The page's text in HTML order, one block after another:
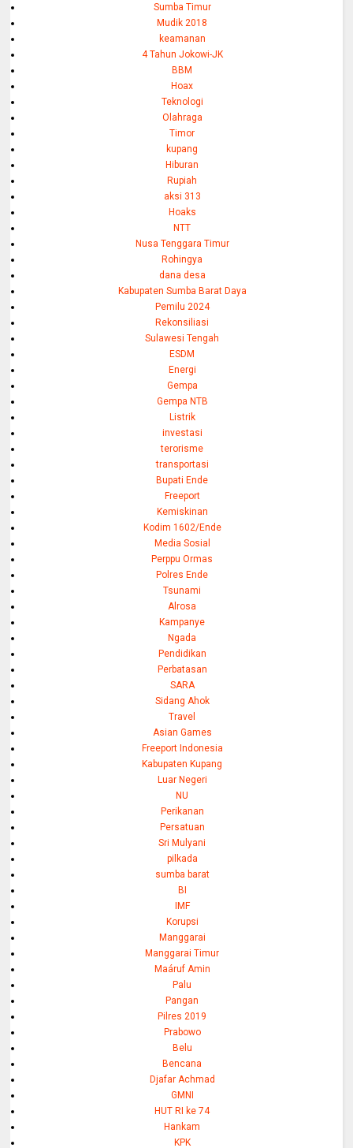
Sumba Timur
Mudik 2018
keamanan
4 Tahun Jokowi-JK
BBM
Hoax
Teknologi
Olahraga
Timor
kupang
Hiburan
Rupiah
aksi 313
Hoaks
NTT
Nusa Tenggara Timur
Rohingya
dana desa
Kabupaten Sumba Barat Daya
Pemilu 2024
Rekonsiliasi
Sulawesi Tengah
ESDM
Energi
Gempa
Gempa NTB
Listrik
investasi
terorisme
transportasi
Bupati Ende
Freeport
Kemiskinan
Kodim 1602/Ende
Media Sosial
Perppu Ormas
Polres Ende
Tsunami
Alrosa
Kampanye
Ngada
Pendidikan
Perbatasan
SARA
Sidang Ahok
Travel
Asian Games
Freeport Indonesia
Kabupaten Kupang
Luar Negeri
NU
Perikanan
Persatuan
Sri Mulyani
pilkada
sumba barat
BI
IMF
Korupsi
Manggarai
Manggarai Timur
Maáruf Amin
Palu
Pangan
Pilres 2019
Prabowo
Belu
Bencana
Djafar Achmad
GMNI
HUT RI ke 74
Hankam
KPK